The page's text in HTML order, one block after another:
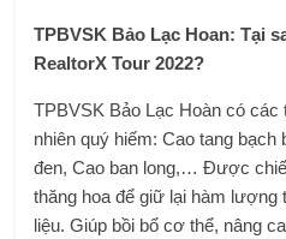
TPBVSK Bảo Lạc Hoan: Tại
RealtorX Tour 2022?
TPBVSK Bảo Lạc Hoàn có
nhiên quý hiếm: Cao tang
đen, Cao ban long,… Được
thăng hoa để giữ lại hàm
liệu. Giúp bồi bổ cơ thể, nâng